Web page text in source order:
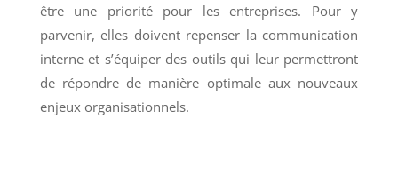
être une priorité pour les entreprises. Pour y
parvenir, elles doivent repenser la communication
interne et s’équiper des outils qui leur permettront
de répondre de manière optimale aux nouveaux
enjeux organisationnels.